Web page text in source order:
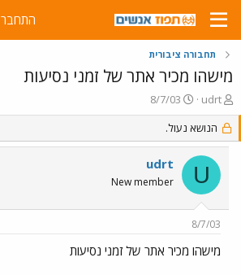
התחבר
תחבורה ציבורית
מישהו מכיר אתר של זמני נסיעות
פ
ו
ת
ח
נ
udrt
פ
ו
ר
ס
ך
8/7/03
הנושא נעול.
U
udrt
New member
8/7/03
מישהו מכיר אתר של זמני נסיעות